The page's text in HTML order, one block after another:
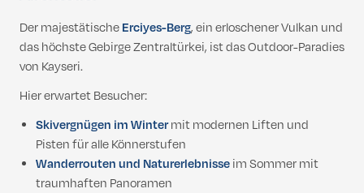
Der majestätischeErciyes-Berg, ein erloschener Vulkan und
das höchste Gebirge Zentraltürkei, ist das Outdoor-Paradies
von Kayseri.
Hier erwartet Besucher:
Skivergnügen im Wintermit modernen Liften und
Pisten für alle Könnerstufen
Wanderrouten und Naturerlebnisseim Sommer mit
traumhaften Panoramen